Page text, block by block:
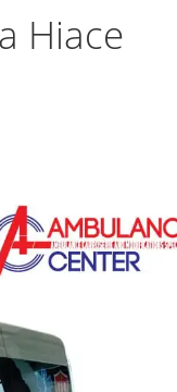
Hiace